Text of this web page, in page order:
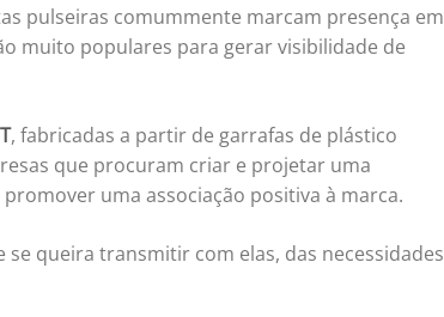
pulseiras comummente marcam presença em
muito populares para gerar visibilidade de
, fabricadas a partir de garrafas de plástico
que procuram criar e projetar uma
uma associação positiva à marca.
queira transmitir com elas, das necessidades